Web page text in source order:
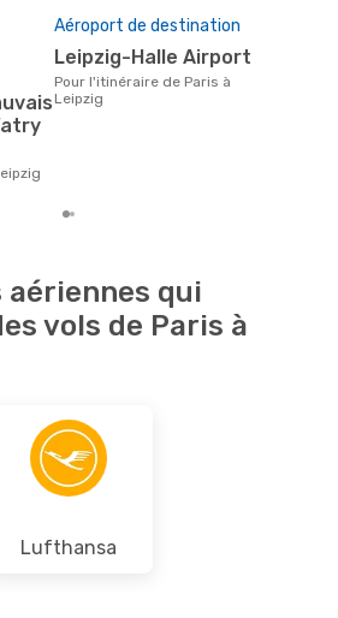
Aéroport de destination
Leipzig-Halle Airport
Pour l'itinéraire de Paris à
Leipzig
aériennes qui
vols de Paris à
Lufthansa